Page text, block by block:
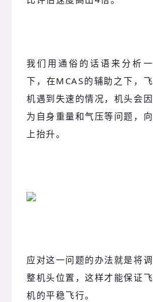
我们用通俗的话语来分析一
下，在MCAS的辅助之下，飞
机遇到失速的情况，机头会因
为自身重量和气压等问题，向
上抬升。
应对这一问题的办法就是将调
整机头位置，这样才能保证飞
机的平稳飞行。